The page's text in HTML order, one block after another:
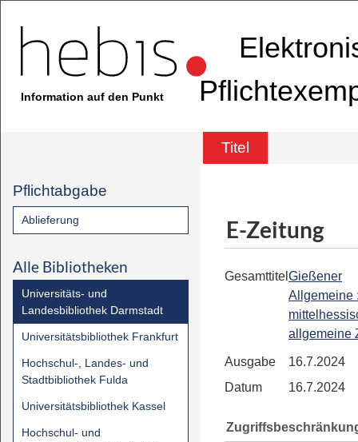
Information auf den Punkt
Titel
Pflichtabgabe
Ablieferung
Alle Bibliotheken
Universitäts- und
Landesbibliothek Darmstadt
Universitätsbibliothek Frankfurt
Hochschul-, Landes- und
Stadtbibliothek Fulda
Universitätsbibliothek Kassel
Hochschul- und
E-Zeitung
Gesamttitel Gießener
Allgemeine
allgemeine
Ausgabe
16.7.2024
Datum
16.7.2024